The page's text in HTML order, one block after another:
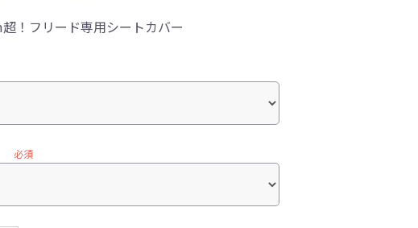
！フリード専用シートカバー
必須